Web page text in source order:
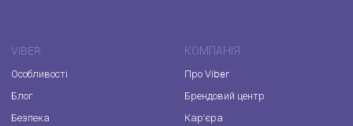
VIBER
Особливості
Блог
Безпека
КОМПАНІЯ
Про Viber
Брендовий центр
Кар'єра